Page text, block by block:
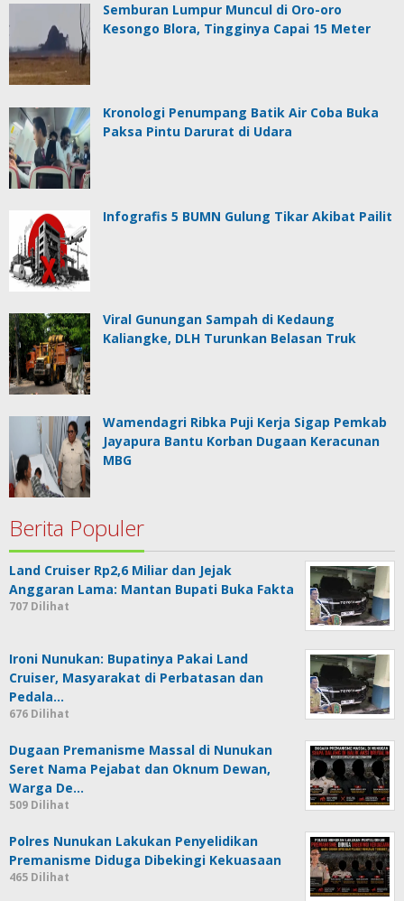
Semburan Lumpur Muncul di Oro-oro
Kesongo Blora, Tingginya Capai 15 Meter
Kronologi Penumpang Batik Air Coba Buka
Paksa Pintu Darurat di Udara
Infografis 5 BUMN Gulung Tikar Akibat Pailit
Viral Gunungan Sampah di Kedaung
Kaliangke, DLH Turunkan Belasan Truk
Wamendagri Ribka Puji Kerja Sigap Pemkab
Jayapura Bantu Korban Dugaan Keracunan
MBG
Berita Populer
Land Cruiser Rp2,6 Miliar dan Jejak
Anggaran Lama: Mantan Bupati Buka Fakta
707 Dilihat
Ironi Nunukan: Bupatinya Pakai Land
Cruiser, Masyarakat di Perbatasan dan
Pedala…
676 Dilihat
Dugaan Premanisme Massal di Nunukan
Seret Nama Pejabat dan Oknum Dewan,
Warga De…
509 Dilihat
Polres Nunukan Lakukan Penyelidikan
Premanisme Diduga Dibekingi Kekuasaan
465 Dilihat